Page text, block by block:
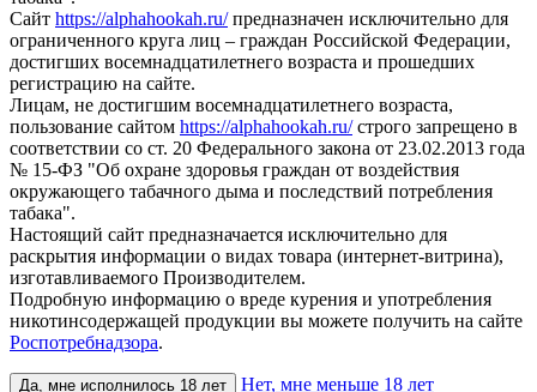
Сайт https://alphahookah.ru/предназначен исключительно для
ограниченного круга лиц – граждан Российской Федерации,
достигших восемнадцатилетнего возраста и прошедших
регистрацию на сайте.
Лицам, не достигшим восемнадцатилетнего возраста,
пользование сайтом https://alphahookah.ru/строго запрещено в
соответствии со ст. 20 Федерального закона от 23.02.2013 года
№ 15-ФЗ "Об охране здоровья граждан от воздействия
окружающего табачного дыма и последствий потребления
табака".
Настоящий сайт предназначается исключительно для
раскрытия информации о видах товара (интернет-витрина),
изготавливаемого Производителем.
Подробную информацию о вреде курения и употребления
никотинсодержащей продукции вы можете получить на сайте
Роспотребнадзора.
Да, мне исполнилось 18 лет Нет, мне меньше 18 лет